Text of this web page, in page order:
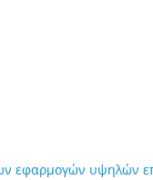
εφαρμογών υψηλών